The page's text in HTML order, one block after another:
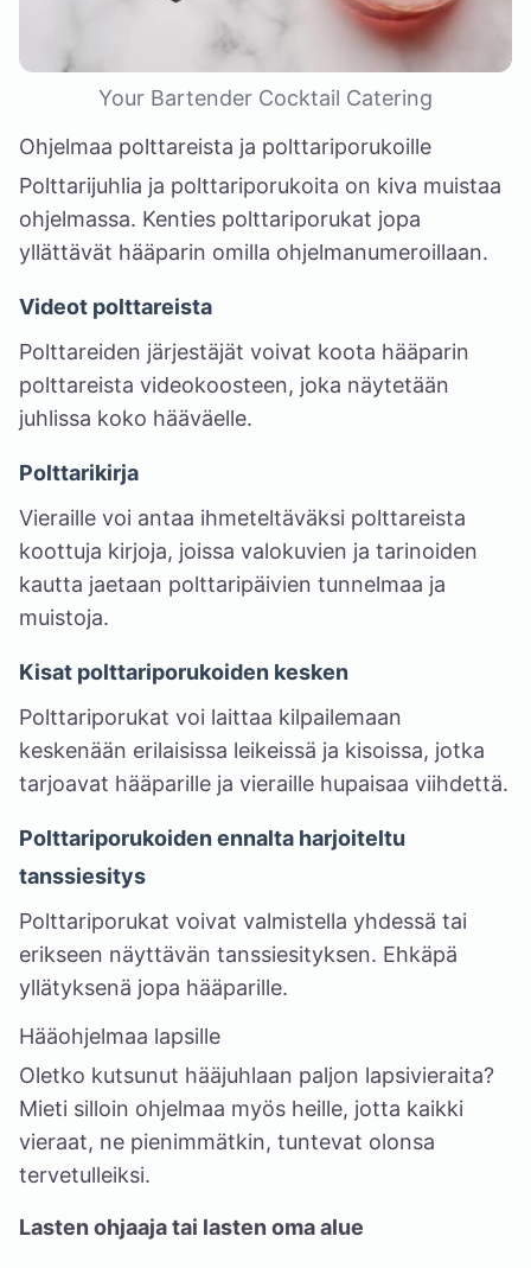
Your Bartender Cocktail Catering
Ohjelmaa polttareista ja polttariporukoille
Polttarijuhlia ja polttariporukoita on kiva muistaa
ohjelmassa. Kenties polttariporukat jopa
yllättävät hääparin omilla ohjelmanumeroillaan.
Videot polttareista
Polttareiden järjestäjät voivat koota hääparin
polttareista videokoosteen, joka näytetään
juhlissa koko hääväelle.
Polttarikirja
Vieraille voi antaa ihmeteltäväksi polttareista
koottuja kirjoja, joissa valokuvien ja tarinoiden
kautta jaetaan polttaripäivien tunnelmaa ja
muistoja.
Kisat polttariporukoiden kesken
Polttariporukat voi laittaa kilpailemaan
keskenään erilaisissa leikeissä ja kisoissa, jotka
tarjoavat hääparille ja vieraille hupaisaa viihdettä.
Polttariporukoiden ennalta harjoiteltu
tanssiesitys
Polttariporukat voivat valmistella yhdessä tai
erikseen näyttävän tanssiesityksen. Ehkäpä
yllätyksenä jopa hääparille.
Hääohjelmaa lapsille
Oletko kutsunut hääjuhlaan paljon lapsivieraita?
Mieti silloin ohjelmaa myös heille, jotta kaikki
vieraat, ne pienimmätkin, tuntevat olonsa
tervetulleiksi.
Lasten ohjaaja tai lasten oma alue